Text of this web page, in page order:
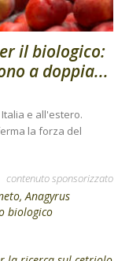
il biologico:
a doppia...
e all'estero.
la forza del
contenuto sponsorizzato
Anagyrus
biologico